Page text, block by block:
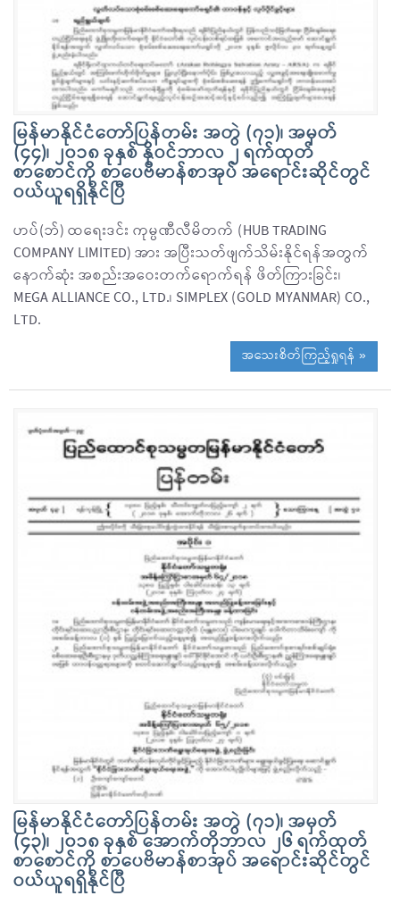
မြန်မာနိုင်ငံတော်ပြန်တမ်း အတွဲ (၇၁)၊ အမှတ်
(၄၄)၊ ၂၀၁၈ ခုနှစ် နိုဝင်ဘာလ ၂ ရက်ထုတ်
စာစောင်ကို စာပေဗိမာန်စာအုပ် အရောင်းဆိုင်တွင်
ဝယ်ယူရရှိနိုင်ပြီ
ဟပ်(ဘ်) ထရေးဒင်း ကုမ္ပဏီလီမိတက် (HUB TRADING
COMPANY LIMITED) အား အပြီးသတ်ဖျက်သိမ်းနိုင်ရန်အတွက်
နောက်ဆုံး အစည်းအဝေးတက်ရောက်ရန် ဖိတ်ကြားခြင်း၊
MEGA ALLIANCE CO., LTD.၊ SIMPLEX (GOLD MYANMAR) CO.,
LTD.
အသေးစိတ်ကြည့်ရှုရန် »
မြန်မာနိုင်ငံတော်ပြန်တမ်း အတွဲ (၇၁)၊ အမှတ်
(၄၃)၊ ၂၀၁၈ ခုနှစ် အောက်တိုဘာလ ၂၆ ရက်ထုတ်
စာစောင်ကို စာပေဗိမာန်စာအုပ် အရောင်းဆိုင်တွင်
ဝယ်ယူရရှိနိုင်ပြီ